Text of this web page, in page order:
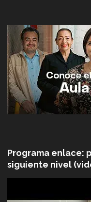
Programa enlace:
siguiente nivel